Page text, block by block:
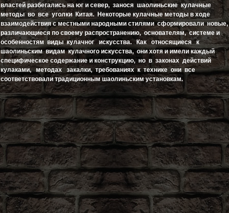
властей разбегались на юг и север, занося шаолиньские кулачные
методы во все уголки Китая. Hекоторые кулачные методы в ходе
взаимодействия с местными народными стилями сформировали новые,
различающиеся по своему распространению, основателям, системе и
особенностям виды кулачног искусства. Как относящиеся к
шаолиньским видам кулачного искусства, они хотя и имели каждый
специфическое содержание и конструкцию, но в законах действий
кулаками, методах закалки, требованиях к технике они все
соответствовали традиционным шаолиньским установкам.